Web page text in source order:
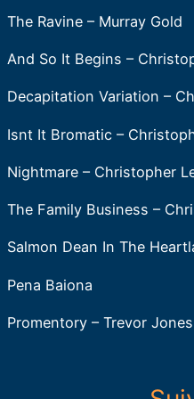
The Ravine – Murray Gold
And So It Begins –
Decapitation Variation –
Isnt It Bromatic –
Nightmare – Christopher
The Family Business –
Salmon Dean In The
Pena Baiona
Promentory – Trevor Jones